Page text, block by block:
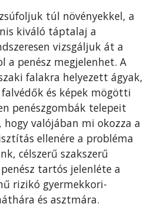
túl növényekkel, a
kiváló táptalaj a
vizsgáljuk át a
penész megjelenhet. A
falakra helyezett ágyak,
és képek mögötti
penészgombák telepeit
valójában mi okozza a
ellenére a probléma
célszerű szakszerű
tartós jelenléte a
rizikó gyermekkori-
és asztmára.